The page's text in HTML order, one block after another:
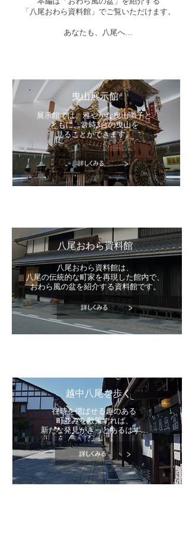
「八尾おわら資料館」でご覧いただけます。
あなたも、八尾へ…
曳山展示館
展示館では、雅やかな曳山囃子と
ともに、常時3台の曳山を
見ることができます。
八尾おわら資料館
八尾おわら資料館は、
八尾の伝統的な町家を再現した館内で、
おわら風の盆を紹介する資料館です。
越中八尾を歩く
往時を偲ばせる趣のある
町並みを散策すれば、
新たな発見がきっとあるはず…